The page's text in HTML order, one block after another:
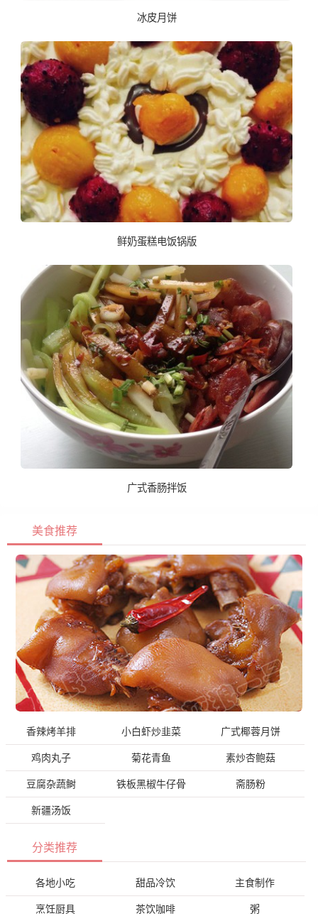
冰皮月饼
鲜奶蛋糕电饭锅版
广式香肠拌饭
美食推荐
香辣烤羊排 小白虾炒韭菜 广式椰蓉月饼
鸡肉丸子 菊花青鱼 素炒杏鲍菇
豆腐杂蔬鲥 铁板黑椒牛仔骨 斋肠粉
新疆汤饭
分类推荐
各地小吃 甜品冷饮 主食制作
烹饪厨具 茶饮咖啡 粥